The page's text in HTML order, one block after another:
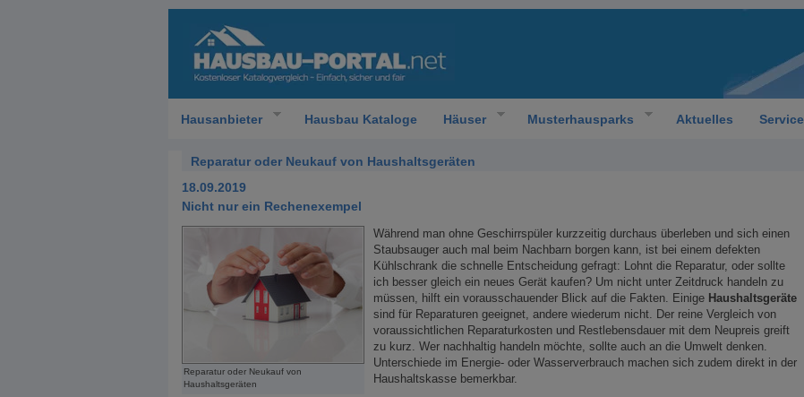
Hausanbieter Hausbau Kataloge Häuser Musterhausparks Aktuelles Service
Reparatur oder Neukauf von Haushaltsgeräten
18.09.2019
Nicht nur ein Rechenexempel
Reparatur oder Neukauf von
Haushaltsgeräten
Während man ohne Geschirrspüler kurzzeitig durchaus überleben und sich einen
Staubsauger auch mal beim Nachbarn borgen kann, ist bei einem defekten
Kühlschrank die schnelle Entscheidung gefragt: Lohnt die Reparatur, oder sollte
ich besser gleich ein neues Gerät kaufen? Um nicht unter Zeitdruck handeln zu
müssen, hilft ein vorausschauender Blick auf die Fakten. Einige Haushaltsgeräte
sind für Reparaturen geeignet, andere wiederum nicht. Der reine Vergleich von
voraussichtlichen Reparaturkosten und Restlebensdauer mit dem Neupreis greift
zu kurz. Wer nachhaltig handeln möchte, sollte auch an die Umwelt denken.
Unterschiede im Energie- oder Wasserverbrauch machen sich zudem direkt in der
Haushaltskasse bemerkbar.